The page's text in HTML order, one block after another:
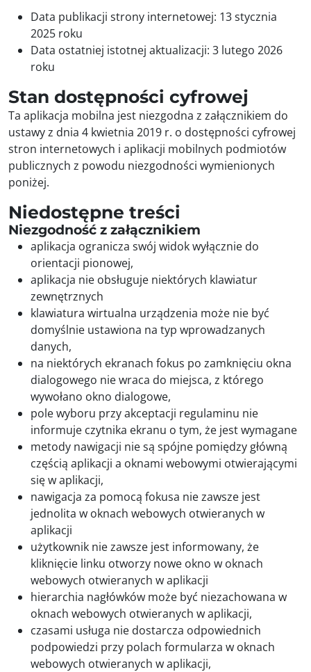
Data publikacji strony internetowej: 13 stycznia
2025 roku
Data ostatniej istotnej aktualizacji: 3 lutego 2026
roku
Stan dostępności cyfrowej
Ta aplikacja mobilna jest niezgodna z załącznikiem do
ustawy z dnia 4 kwietnia 2019 r. o dostępności cyfrowej
stron internetowych i aplikacji mobilnych podmiotów
publicznych z powodu niezgodności wymienionych
poniżej.
Niedostępne treści
Niezgodność z załącznikiem
aplikacja ogranicza swój widok wyłącznie do
orientacji pionowej,
aplikacja nie obsługuje niektórych klawiatur
zewnętrznych
klawiatura wirtualna urządzenia może nie być
domyślnie ustawiona na typ wprowadzanych
danych,
na niektórych ekranach fokus po zamknięciu okna
dialogowego nie wraca do miejsca, z którego
wywołano okno dialogowe,
pole wyboru przy akceptacji regulaminu nie
informuje czytnika ekranu o tym, że jest wymagane
metody nawigacji nie są spójne pomiędzy główną
częścią aplikacji a oknami webowymi otwierającymi
się w aplikacji,
nawigacja za pomocą fokusa nie zawsze jest
jednolita w oknach webowych otwieranych w
aplikacji
użytkownik nie zawsze jest informowany, że
kliknięcie linku otworzy nowe okno w oknach
webowych otwieranych w aplikacji
hierarchia nagłówków może być niezachowana w
oknach webowych otwieranych w aplikacji,
czasami usługa nie dostarcza odpowiednich
podpowiedzi przy polach formularza w oknach
webowych otwieranych w aplikacji,